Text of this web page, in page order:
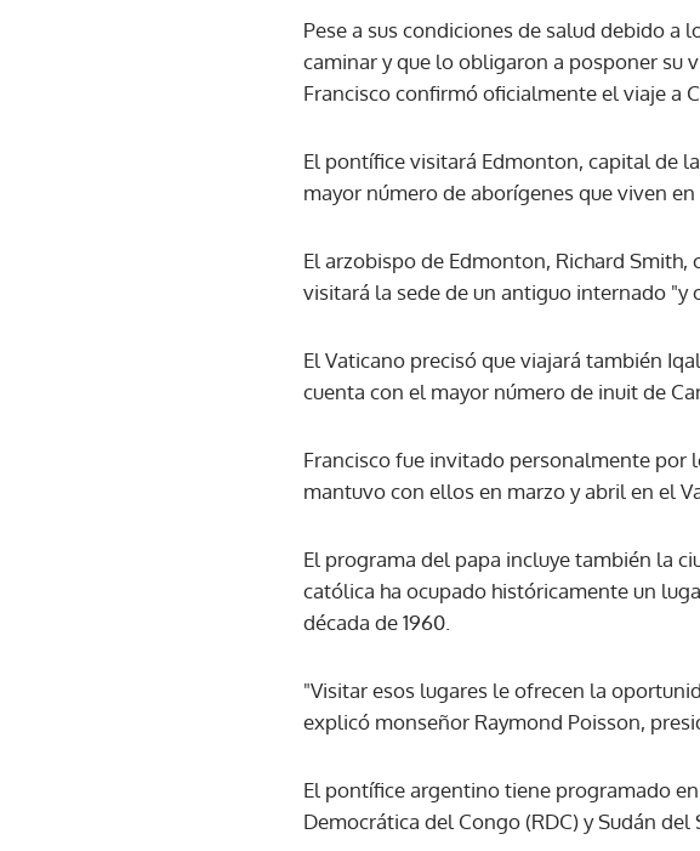
Pese a sus condiciones de salud debido
caminar y que lo obligaron a posponer su
Francisco confirmó oficialmente el viaje a
El pontífice visitará Edmonton, capital de
mayor número de aborígenes que viven en
El arzobispo de Edmonton, Richard
visitará la sede de un antiguo internado "y
El Vaticano precisó que viajará también
cuenta con el mayor número de inuit de
Francisco fue invitado personalmente por
mantuvo con ellos en marzo y abril en el
El programa del papa incluye también la
católica ha ocupado históricamente un
década de 1960.
"Visitar esos lugares le ofrecen la
explicó monseñor Raymond Poisson,
El pontífice argentino tiene programado
Democrática del Congo (RDC) y Sudán del